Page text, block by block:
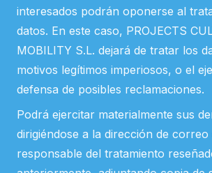
interesados podrán oponerse al
datos. En este caso, PROJECTS
MOBILITY S.L. dejará de tratar los
motivos legítimos imperiosos, o el
defensa de posibles reclamaciones.
Podrá ejercitar materialmente sus
dirigiéndose a la dirección de
responsable del tratamiento